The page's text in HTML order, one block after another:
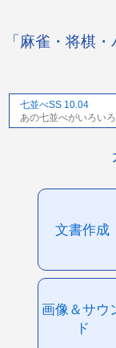
「麻雀・将棋
七並べSS 10.04
あの七並べがいろい
文書作成
画像＆サウ
ド